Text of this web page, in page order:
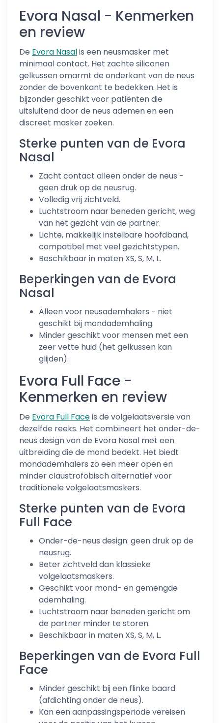
Evora Nasal - Kenmerken
en review
De Evora Nasalis een neusmasker met
minimaal contact. Het zachte siliconen
gelkussen omarmt de onderkant van de neus
zonder de bovenkant te bedekken. Het is
bijzonder geschikt voor patiënten die
uitsluitend door de neus ademen en een
discreet masker zoeken.
Sterke punten van de Evora
Nasal
Zacht contact alleen onder de neus -
geen druk op de neusrug.
Volledig vrij zichtveld.
Luchtstroom naar beneden gericht, weg
van het gezicht van de partner.
Lichte, makkelijk instelbare hoofdband,
compatibel met veel gezichtstypen.
Beschikbaar in maten XS, S, M, L.
Beperkingen van de Evora
Nasal
Alleen voor neusademhalers - niet
geschikt bij mondademhaling.
Minder geschikt voor mensen met een
zeer vette huid (het gelkussen kan
glijden).
Evora Full Face -
Kenmerken en review
De Evora Full Faceis de volgelaatsversie van
dezelfde reeks. Het combineert het onder-de-
neus design van de Evora Nasal met een
uitbreiding die de mond bedekt. Het biedt
mondademhalers zo een meer open en
minder claustrofobisch alternatief voor
traditionele volgelaatsmaskers.
Sterke punten van de Evora
Full Face
Onder-de-neus design: geen druk op de
neusrug.
Beter zichtveld dan klassieke
volgelaatsmaskers.
Geschikt voor mond- en gemengde
ademhaling.
Luchtstroom naar beneden gericht om
de partner minder te storen.
Beschikbaar in maten XS, S, M, L.
Beperkingen van de Evora Full
Face
Minder geschikt bij een flinke baard
(afdichting onder de neus).
Kan een aanpassingsperiode vereisen